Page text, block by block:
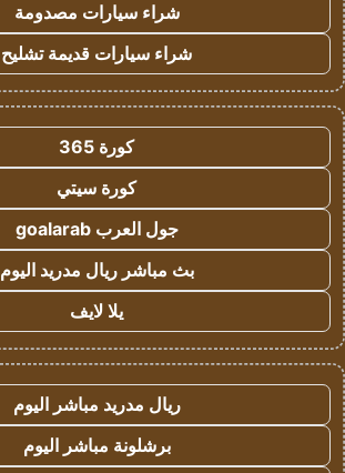
شراء سيارات مصدومة
شراء سيارات قديمة تشليح
كورة 365
كورة سيتي
جول العرب goalarab
بث مباشر ريال مدريد اليوم
يلا لايف
ريال مدريد مباشر اليوم
برشلونة مباشر اليوم